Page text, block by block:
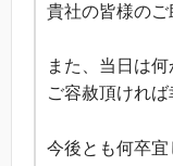
貴社の皆様の
また、当日は
ご容赦頂ければ
今後とも何卒宜